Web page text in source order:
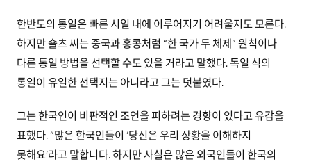
한반도의 통일은 빠른 시일 내에 이루어지기 어려울지도 모른다.
하지만 숄츠 씨는 중국과 홍콩처럼 “한 국가 두 체제” 원칙이나
다른 통일 방법을 선택할 수도 있을 거라고 말했다. 독일 식의
통일이 유일한 선택지는 아니라고 그는 덧붙였다.
그는 한국인이 비판적인 조언을 피하려는 경향이 있다고 유감을
표했다. “많은 한국인들이 ‘당신은 우리 상황을 이해하지
못해요’라고 말합니다. 하지만 사실은 많은 외국인들이 한국의